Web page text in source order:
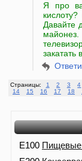
Я про
Давайте
закатать
Страницы: 1 2 3 4
14
15 16 17 18
E100 Пищевые